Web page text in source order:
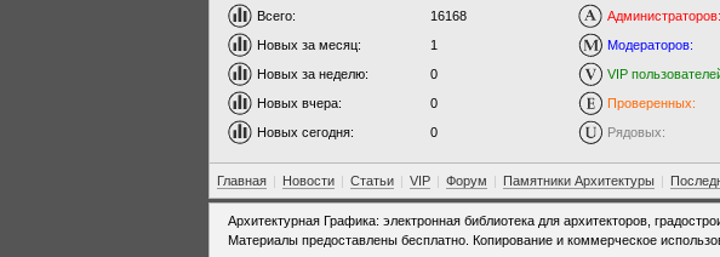
Всего:
16168
Новых за месяц:
1
Новых за неделю:
0
Новых вчера:
0
Новых сегодня:
0
Администраторов:
Модераторов:
VIP
Проверенных:
Рядовых:
Главная | Новости | Статьи | VIP | Форум | Памятники Архитектуры |
Архитектурная Графика: электронная библиотека для архитекторов,
Материалы предоставлены бесплатно. Копирование и коммерческое